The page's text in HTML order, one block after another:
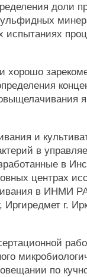
доли
хорошо
и
в
в
центрах
в ИНМИ
г.
по